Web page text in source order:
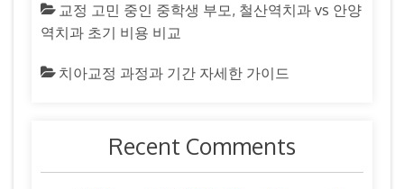
교정 고민 중인 중학생 부모, 철산역치과 vs 안양
역치과 초기 비용 비교
치아교정 과정과 기간 자세한 가이드
Recent Comments